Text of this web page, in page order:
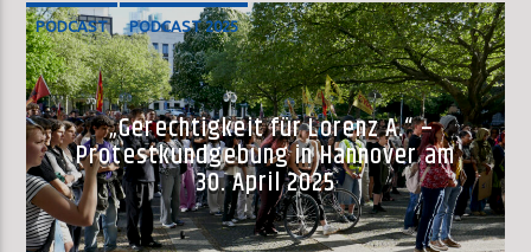
PODCAST PODCAST 2025
„Gerechtigkeit für Lorenz A.“ –
Protestkundgebung in Hannover am
30. April 2025